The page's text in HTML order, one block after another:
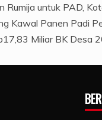
untuk PAD,
Kawal Panen Padi
Miliar BK Desa